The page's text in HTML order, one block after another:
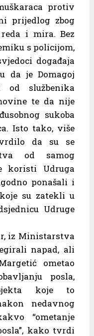
protiv
prijedlog zbog
i mira. Bez
s policijom,
događaja
da je Domagoj
od službenika
te da nije
sukoba
Isto tako, više
da su se
od samog
koristi Udruga
ponašali i
su zatekli u
Udruge
iz Ministarstva
napad, ali
ometao
posla,
koje to
nedavnog
“ometanje
kako tvrdi